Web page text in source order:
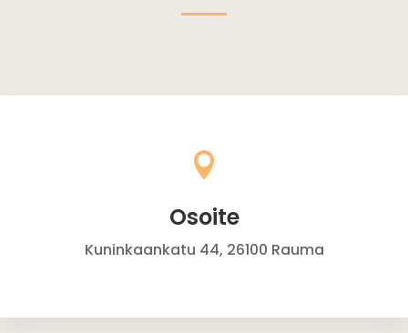

Osoite
Kuninkaankatu 44, 26100 Rauma